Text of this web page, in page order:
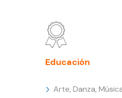
Educación
Arte, Danza,